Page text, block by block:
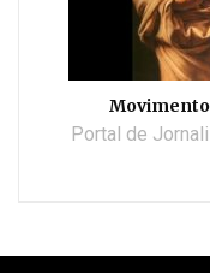
Portal de